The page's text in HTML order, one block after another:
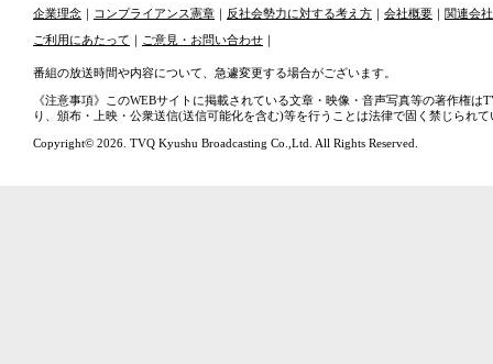
企業理念 ｜ コンプライアンス憲章 ｜ 反社会勢力に対する考え方 ｜ 会社概要 ｜ 関連会社
ご利用にあたって ｜ ご意見・お問い合わせ ｜
番組の放送時間や内容について、急遽変更する場合がございます。
《注意事項》このWEBサイトに掲載されている文章・映像・音声写真等の著作権
り、頒布・上映・公衆送信(送信可能化を含む)等を行うことは法律で固く禁じられて
Copyright© 2026. TVQ Kyushu Broadcasting Co.,Ltd. All Rights Reserved.